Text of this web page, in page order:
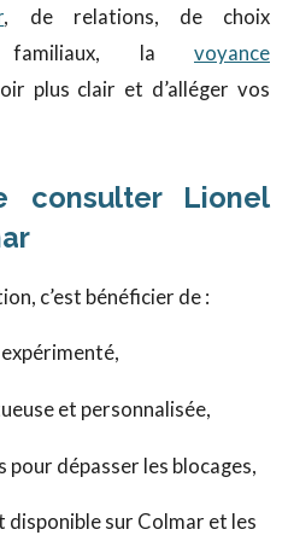
, de relations, de choix
familiaux, la voyance
plus clair et d’alléger vos
consulter Lionel
c’est bénéficier de :
expérimenté,
et personnalisée,
pour dépasser les blocages,
disponible sur Colmar et les